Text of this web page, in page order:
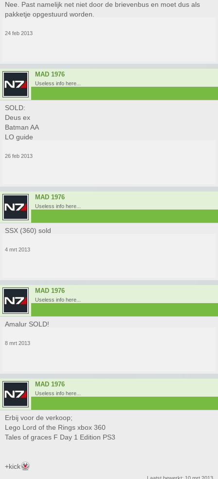
Nee. Past namelijk net niet door de brievenbus en moet dus als
pakketje opgestuurd worden.
24 feb 2013
MAD 1976
Useless info here...
SOLD:
Deus ex
Batman AA
LO guide
26 feb 2013
MAD 1976
Useless info here...
SSX (360) sold
4 mrt 2013
MAD 1976
Useless info here...
Amalur SOLD!
8 mrt 2013
MAD 1976
Useless info here...
Erbij voor de verkoop;
Lego Lord of the Rings xbox 360
Tales of graces F Day 1 Edition PS3
+kick